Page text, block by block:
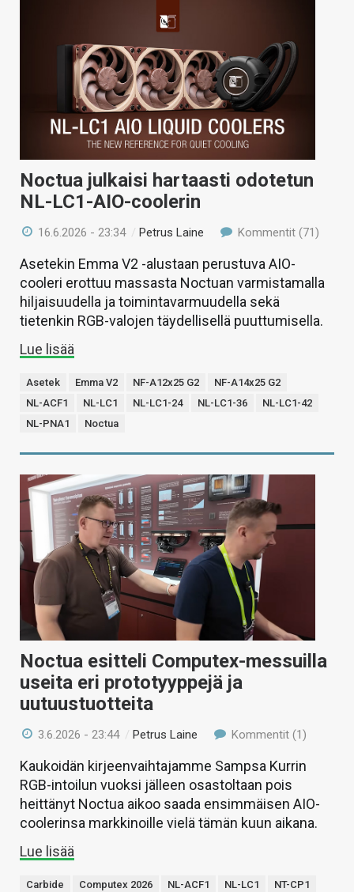
Noctua julkaisi hartaasti odotetun
NL-LC1-AIO-coolerin
16.6.2026 - 23:34 /Petrus Laine Kommentit (71)
Asetekin Emma V2 -alustaan perustuva AIO-
cooleri erottuu massasta Noctuan varmistamalla
hiljaisuudella ja toimintavarmuudella sekä
tietenkin RGB-valojen täydellisellä puuttumisella.
Lue lisää
Asetek Emma V2 NF-A12x25 G2
NF-A14x25 G2
NL-ACF1
NL-LC1 NL-LC1-24 NL-LC1-36
NL-LC1-42
NL-PNA1
Noctua
Noctua esitteli Computex-messuilla
useita eri prototyyppejä ja
uutuustuotteita
3.6.2026 - 23:44 / Petrus Laine Kommentit (1)
Kaukoidän kirjeenvaihtajamme Sampsa Kurrin
RGB-intoilun vuoksi jälleen osastoltaan pois
heittänyt Noctua aikoo saada ensimmäisen AIO-
coolerinsa markkinoille vielä tämän kuun aikana.
Lue lisää
Carbide Computex 2026 NL-ACF1 NL-LC1
NT-CP1